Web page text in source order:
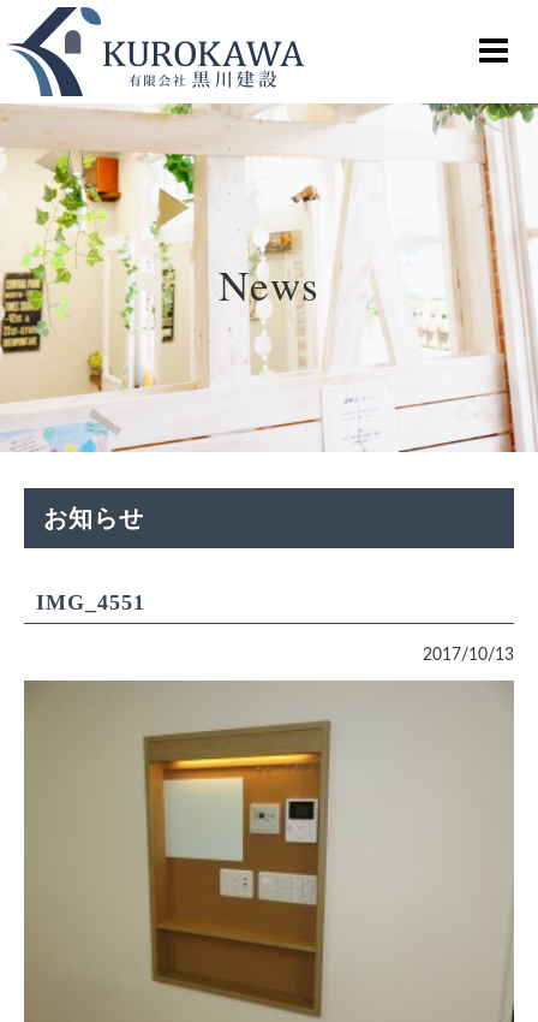
News
お知らせ
IMG_4551
2017/10/13